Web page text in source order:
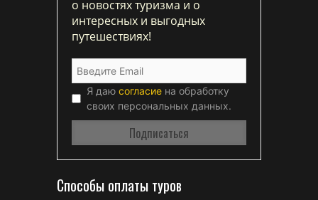
о новостях туризма и о
интересных и выгодных
путешествиях!
Я даю согласие на обработку
своих персональных данных.
Способы оплаты туров